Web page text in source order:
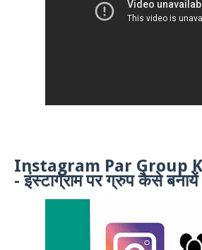
Instagram Par Group
- इंस्टाग्राम पर ग्रुप कैसे बनायें